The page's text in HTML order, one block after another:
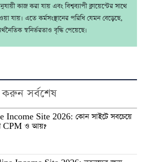
কাজ করা যায় এবং বিশ্বব্যাপী ক্লায়েন্টের সাথে
যায়। এতে কর্মসংস্থানের পরিধি যেমন বেড়েছে,
স্বনির্ভরতাও বৃদ্ধি পেয়েছে।
সর্বশেষ
Income Site 2026: কোন সাইটে সবচেয়ে
CPM ও আয়?